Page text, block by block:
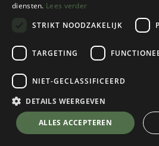
Woolpower
LONG JOHNS 400
2 color(s) available
€144,95
diensten. Lees verder
STRIKT NOODZAKELIJK
TARGETING
NIET-GECLASSIFICEERD
DETAILS WEERGEVEN
ALLES ACCEPTEREN